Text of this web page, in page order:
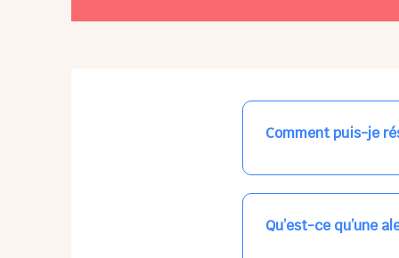
Comment puis-je
Nos places libres au
qui vous intéresse,
Qu’est-ce qu’une